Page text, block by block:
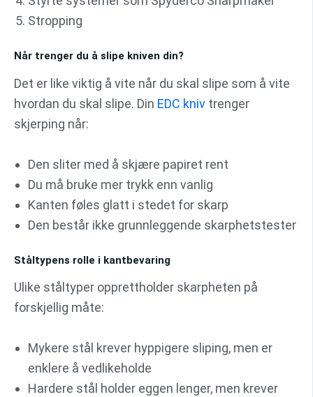
Stropping
Når trenger du å slipe kniven din?
Det er like viktig å vite når du skal slipe som å vite
hvordan du skal slipe. Din EDC kniv trenger
skjerping når:
Den sliter med å skjære papiret rent
Du må bruke mer trykk enn vanlig
Kanten føles glatt i stedet for skarp
Den består ikke grunnleggende skarphetstester
Ståltypens rolle i kantbevaring
Ulike ståltyper opprettholder skarpheten på
forskjellig måte:
Mykere stål krever hyppigere sliping, men er
enklere å vedlikeholde
Hardere stål holder eggen lenger, men krever